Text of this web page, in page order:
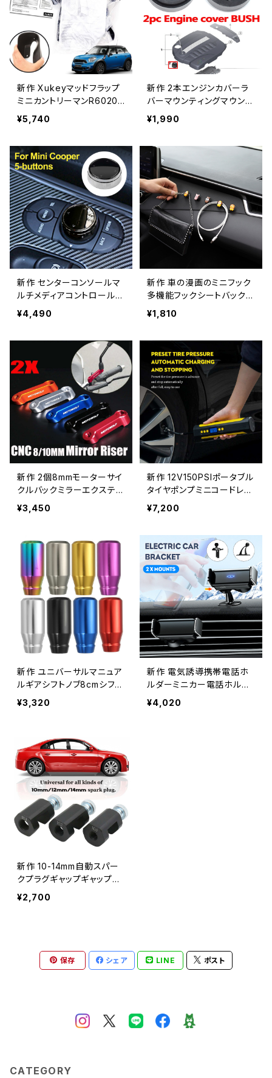
新作 Xukeyマッドフラップ
ミニカントリーマンR60201
0 2011 2012 2013 2014 2
0152016マッドフラップマッ
ガードフロントリア Bestcli
ck_Store9333199697
¥5,740
新作 2本エンジンカバーラ
バーマウンティングマウント
MINIClubman R55 R56 C
abrio R57 Coupe R58 R
n R60 Paceman R61 Bes
tclick_Store6138902097
1
¥1,990
新作 センターコンソールマ
ルチメディアコントロールボ
タンノブトリムブラックシル
バーカバーABSBMWミニ
_Trading59116889209
¥4,490
新作 車の漫画のミニフック
多機能フックシートバック収
納フックかわいいクリエイテ
ィブカーシートバック収納フ
ore 39550655007
¥1,810
新作 2個8mmモーターサイ
クルバックミラーエクステン
ションマウントブラケットホ
ルダーアルミニウム合金ミ
ーエクステンドアダプター
Alidubuy_Trading877411
68059
¥3,450
新作 12V150PSIポータブル
タイヤポンプミニコードレス
エアコンプレッサー車インフ
レータブルポンプタイヤエア
ンプレッサー Alidubuy_Tra
ding93581583979
¥7,200
新作 ユニバーサルマニュア
ルギアシフトノブ8cmシフタ
ーレバースティックアルミニ
ウム合金アダプター付き車
6549189883
¥3,320
新作 電気誘導携帯電話ホ
ルダーミニカー電話ホルダ
ーエアベントフックiPhone
Xiaomi赤外線センサー電話
¥4,020
新作 10-14mm自動スパー
クプラグギャップギャップガ
ッパーフィーラーアルミニウ
ムスパークプラグゲージキ
¥2,700
保存 シェア LINE ポスト
CATEGORY